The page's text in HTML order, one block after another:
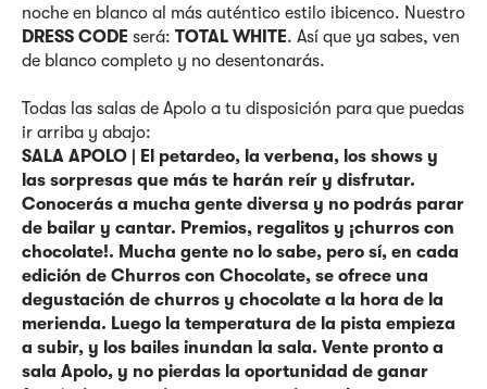
noche en blanco al más auténtico estilo ibicenco. Nuestro
DRESS CODE será: TOTAL WHITE. Así que ya sabes, ven
de blanco completo y no desentonarás.
Todas las salas de Apolo a tu disposición para que puedas
ir arriba y abajo:
SALA APOLO | El petardeo, la verbena, los shows y
las sorpresas que más te harán reír y disfrutar.
Conocerás a mucha gente diversa y no podrás parar
de bailar y cantar. Premios, regalitos y ¡churros con
chocolate!. Mucha gente no lo sabe, pero sí, en cada
edición de Churros con Chocolate, se ofrece una
degustación de churros y chocolate a la hora de la
merienda. Luego la temperatura de la pista empieza
a subir, y los bailes inundan la sala. Vente pronto a
sala Apolo, y no pierdas la oportunidad de ganar